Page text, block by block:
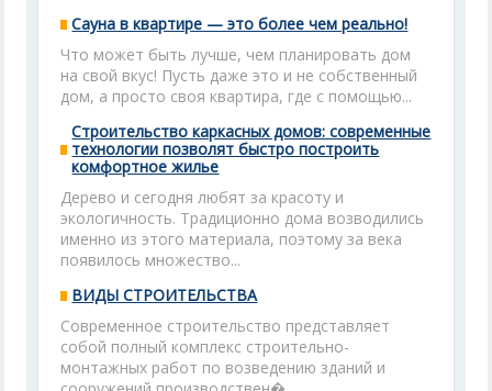
Сауна в квартире — это более чем реально!
Что может быть лучше, чем планировать дом
на свой вкус! Пусть даже это и не собственный
дом, а просто своя квартира, где с помощью...
Строительство каркасных домов: современные
технологии позволят быстро построить
комфортное жилье
Дерево и сегодня любят за красоту и
экологичность. Традиционно дома возводились
именно из этого материала, поэтому за века
появилось множество...
ВИДЫ СТРОИТЕЛЬСТВА
Современное строительство представляет
собой полный комплекс строительно-
монтажных работ по возведению зданий и